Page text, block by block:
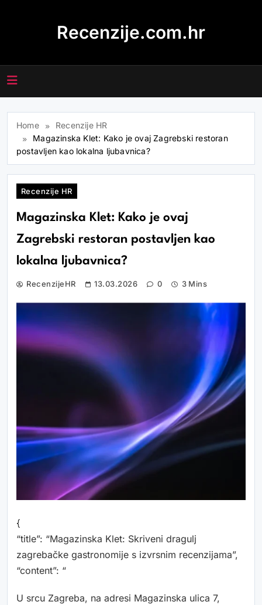
Recenzije.com.hr
Home
Recenzije HR
Magazinska Klet: Kako je ovaj Zagrebski restoran
postavljen kao lokalna ljubavnica?
Recenzije HR
Magazinska Klet: Kako je ovaj
Zagrebski restoran postavljen kao
lokalna ljubavnica?
RecenzijeHR 13.03.2026 0 3 Mins
{
“title”: “Magazinska Klet: Skriveni dragulj
zagrebačke gastronomije s izvrsnim recenzijama”,
“content”: “
U srcu Zagreba, na adresi Magazinska ulica 7,